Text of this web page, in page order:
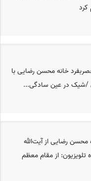
کرد
خانه محسن رضایی با
در عین سادگی...
رضایی از آیت‌الله
تلویزیون: از مقام معظم